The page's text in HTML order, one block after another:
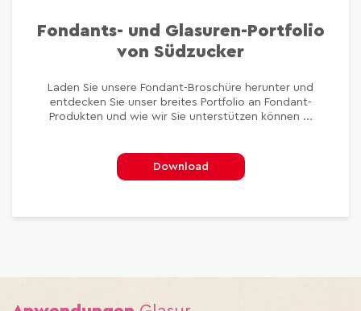
Fondants- und Glasuren-Portfolio
von Südzucker
Laden Sie unsere Fondant-Broschüre herunter und
entdecken Sie unser breites Portfolio an Fondant-
Produkten und wie wir Sie unterstützen können ...
Download